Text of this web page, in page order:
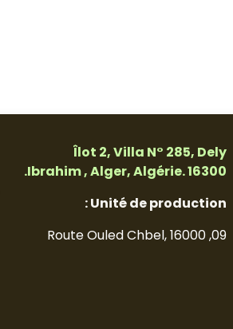
Îlot 2, Villa N° 285, Dely
Ibrahim , Alger, Algérie. 16300.
Unité de production :
09, Route Ouled Chbel, 16000